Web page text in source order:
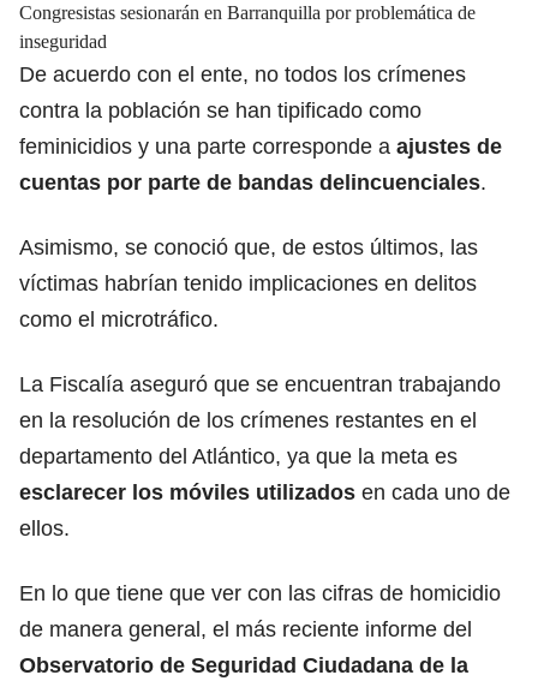
Congresistas sesionarán en Barranquilla por problemática de
inseguridad
De acuerdo con el ente, no todos los crímenes
contra la población se han tipificado como
feminicidios y una parte corresponde a ajustes de
cuentas por parte de bandas delincuenciales.
Asimismo, se conoció que, de estos últimos, las
víctimas habrían tenido implicaciones en delitos
como el microtráfico.
La Fiscalía aseguró que se encuentran trabajando
en la resolución de los crímenes restantes en el
departamento del Atlántico, ya que la meta es
esclarecer los móviles utilizados en cada uno de
ellos.
En lo que tiene que ver con las cifras de homicidio
de manera general, el más reciente informe del
Observatorio de Seguridad Ciudadana de la